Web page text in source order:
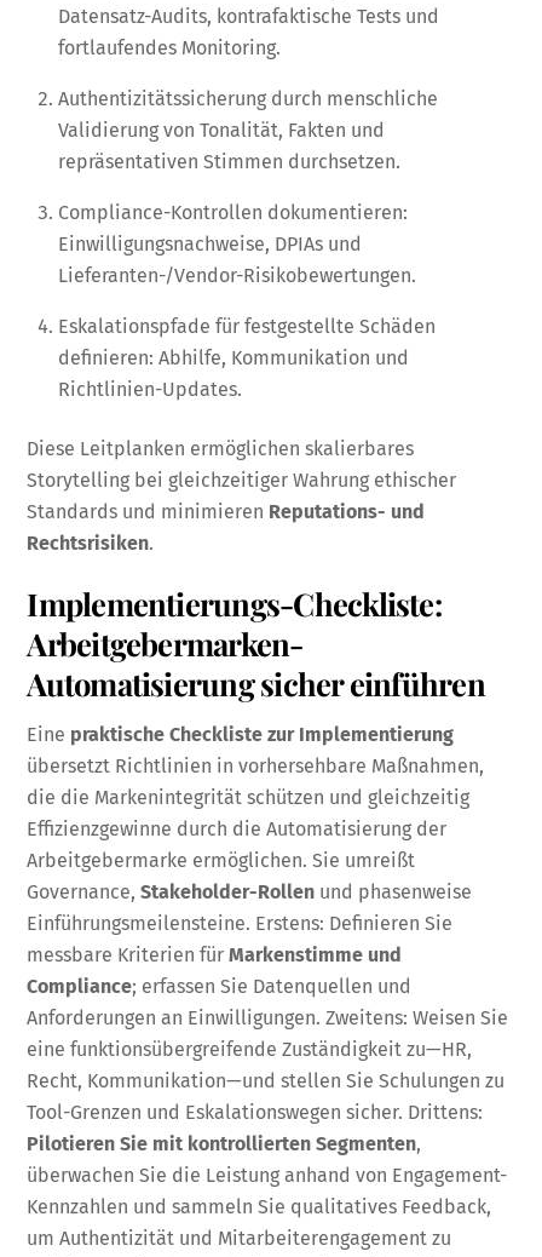
Datensatz-Audits, kontrafaktische Tests und
fortlaufendes Monitoring.
Authentizitätssicherung durch menschliche
Validierung von Tonalität, Fakten und
repräsentativen Stimmen durchsetzen.
Compliance-Kontrollen dokumentieren:
Einwilligungsnachweise, DPIAs und
Lieferanten-/Vendor-Risikobewertungen.
Eskalationspfade für festgestellte Schäden
definieren: Abhilfe, Kommunikation und
Richtlinien-Updates.
Diese Leitplanken ermöglichen skalierbares
Storytelling bei gleichzeitiger Wahrung ethischer
Standards und minimieren Reputations- und
Rechtsrisiken.
Implementierungs-Checkliste:
Arbeitgebermarken-
Automatisierung sicher einführen
Eine praktische Checkliste zur Implementierung
übersetzt Richtlinien in vorhersehbare Maßnahmen,
die die Markenintegrität schützen und gleichzeitig
Effizienzgewinne durch die Automatisierung der
Arbeitgebermarke ermöglichen. Sie umreißt
Governance,Stakeholder-Rollen und phasenweise
Einführungsmeilensteine. Erstens: Definieren Sie
messbare Kriterien fürMarkenstimme und
Compliance; erfassen Sie Datenquellen und
Anforderungen an Einwilligungen. Zweitens: Weisen Sie
eine funktionsübergreifende Zuständigkeit zu—HR,
Recht, Kommunikation—und stellen Sie Schulungen zu
Tool-Grenzen und Eskalationswegen sicher. Drittens:
Pilotieren Sie mit kontrollierten Segmenten,
überwachen Sie die Leistung anhand von Engagement-
Kennzahlen und sammeln Sie qualitatives Feedback,
um Authentizität und Mitarbeiterengagement zu